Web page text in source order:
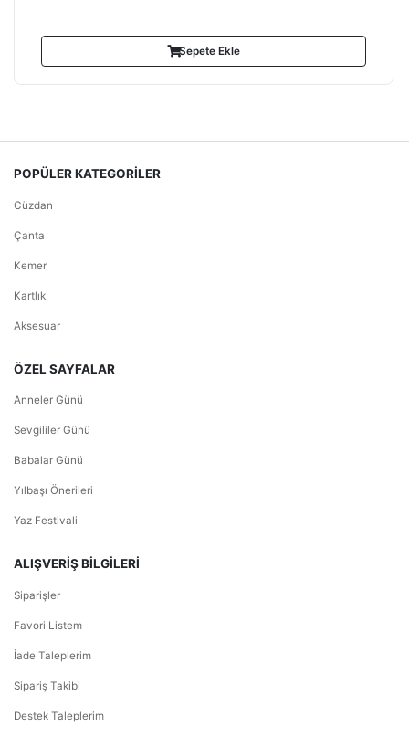
Sepete Ekle
POPÜLER KATEGORİLER
Cüzdan
Çanta
Kemer
Kartlık
Aksesuar
ÖZEL SAYFALAR
Anneler Günü
Sevgililer Günü
Babalar Günü
Yılbaşı Önerileri
Yaz Festivali
ALIŞVERİŞ BİLGİLERİ
Siparişler
Favori Listem
İade Taleplerim
Sipariş Takibi
Destek Taleplerim